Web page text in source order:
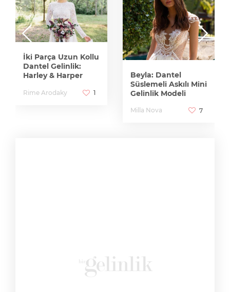
İki Parça Uzun Kollu
Dantel Gelinlik:
Harley & Harper
Rime Arodaky 1
Beyla: Dantel
Süslemeli Askılı Mini
Gelinlik Modeli
Milla Nova 7